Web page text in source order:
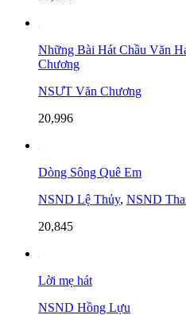
Những Bài Hát Chầu Văn
Chương
NSƯT Văn Chương
20,996
Dòng Sông Quê Em
NSND Lệ Thủy, NSND
20,845
Lời mẹ hát
NSND Hồng Lựu